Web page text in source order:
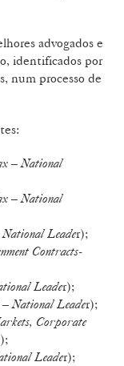
advogados e
identificados por
num processo de
– National
– National
Leader);
Contracts-
Leader);
National Leader);
Corporate
);
Leader);